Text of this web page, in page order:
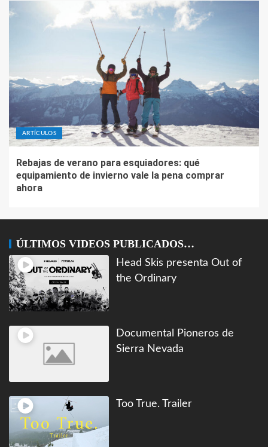
ARTÍCULOS
Rebajas de verano para esquiadores: qué
equipamiento de invierno vale la pena comprar
ahora
ÚLTIMOS VIDEOS PUBLICADOS…
Head Skis presenta Out of
the Ordinary
Documental Pioneros de
Sierra Nevada
Too True. Trailer